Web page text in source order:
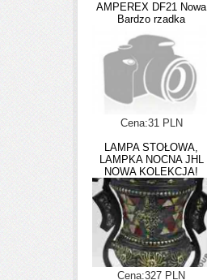
AMPEREX DF21 Nowa
Bardzo rzadka
Cena:31 PLN
LAMPA STOŁOWA,
LAMPKA NOCNA JHL
NOWA KOLEKCJA!
Cena:327 PLN